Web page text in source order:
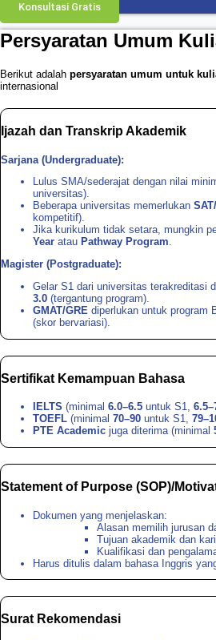
Konsultasi Gratis
Persyaratan Umum
Berikut adalah persyaratan umum untuk
internasional
Ijazah dan Transkrip Akademik
Sarjana (Undergraduate):
Lulus SMA/sederajat dengan nilai
universitas).
Beberapa universitas memerlukan
kompetitif).
Jika kurikulum tidak setara, mungkin
Year atau Pathway Program.
Magister (Postgraduate):
Gelar S1 dari universitas terakreditasi
3.0 (tergantung program).
GMAT/GRE diperlukan untuk program
(skor bervariasi).
Sertifikat Kemampuan Bahasa
IELTS (minimal 6.0–6.5 untuk S1,
TOEFL (minimal 70–90 untuk S1,
PTE Academic juga diterima (minimal
Statement of Purpose (SOP)/
Dokumen yang menjelaskan:
Alasan memilih jurusan
Tujuan akademik dan
Kualifikasi dan
Harus ditulis dalam bahasa Inggris
Surat Rekomendasi